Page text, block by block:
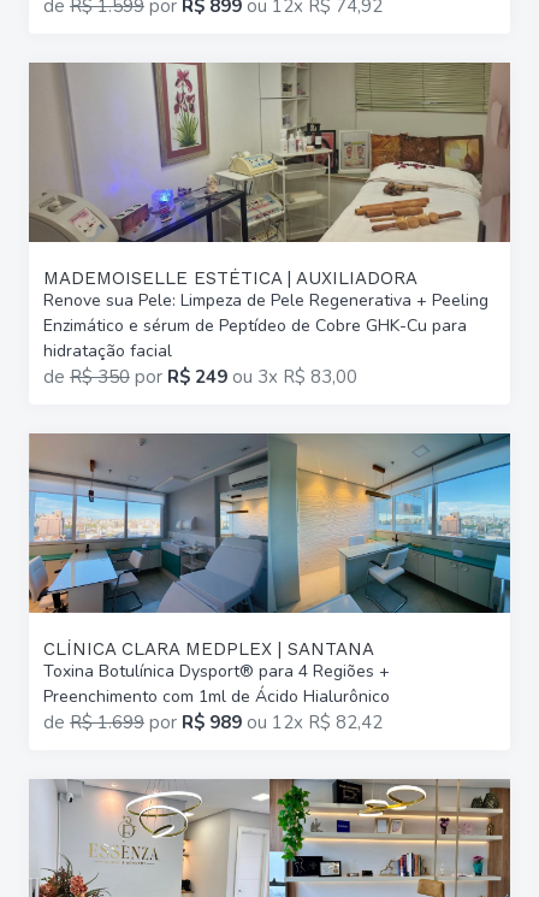
de R$ 1.599 por R$ 899 ou 12x R$ 74,92
MADEMOISELLE ESTÉTICA | AUXILIADORA
Renove sua Pele: Limpeza de Pele Regenerativa + Peeling
Enzimático e sérum de Peptídeo de Cobre GHK-Cu para
hidratação facial
de R$ 350 por R$ 249 ou 3x R$ 83,00
CLÍNICA CLARA MEDPLEX | SANTANA
Toxina Botulínica Dysport® para 4 Regiões +
Preenchimento com 1ml de Ácido Hialurônico
de R$ 1.699 por R$ 989 ou 12x R$ 82,42